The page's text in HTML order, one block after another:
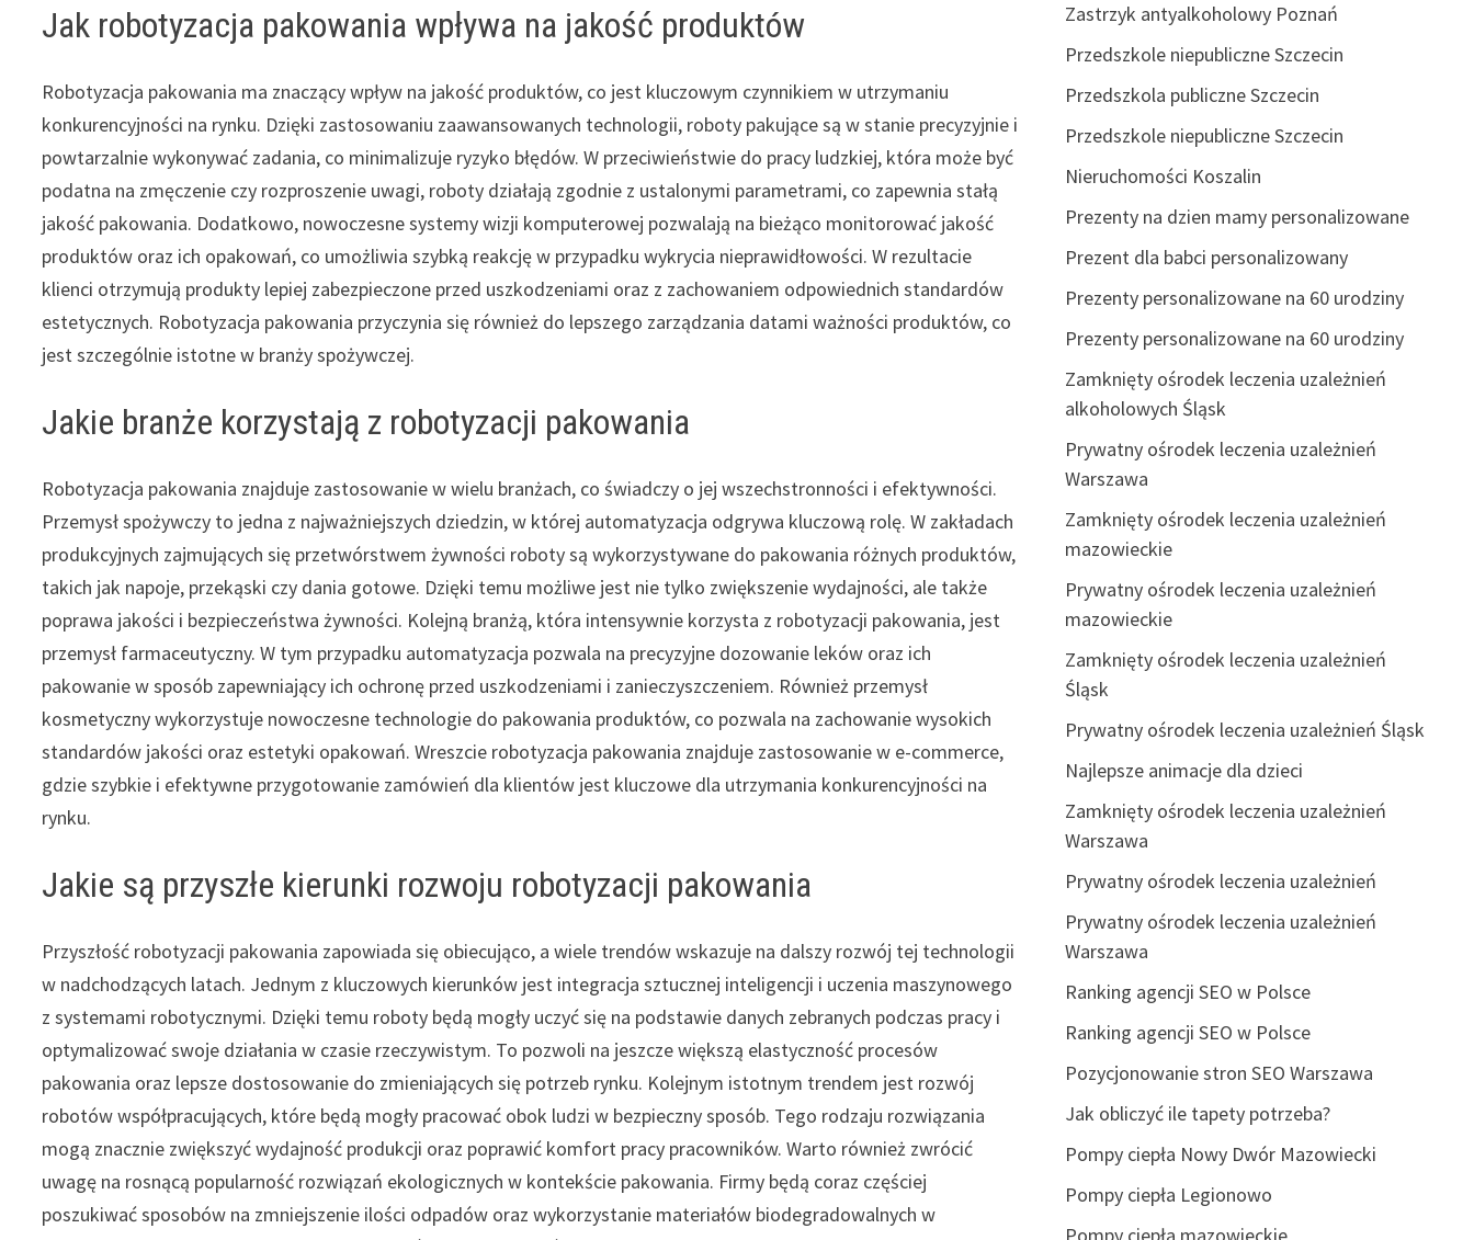
Jak robotyzacja pakowania wpływa na jakość produktów
Robotyzacja pakowania ma znaczący wpływ na jakość produktów, co jest kluczowym czynnikiem w utrzymaniu
konkurencyjności na rynku. Dzięki zastosowaniu zaawansowanych technologii, roboty pakujące są w stanie precyzyjnie i
powtarzalnie wykonywać zadania, co minimalizuje ryzyko błędów. W przeciwieństwie do pracy ludzkiej, która może być
podatna na zmęczenie czy rozproszenie uwagi, roboty działają zgodnie z ustalonymi parametrami, co zapewnia stałą
jakość pakowania. Dodatkowo, nowoczesne systemy wizji komputerowej pozwalają na bieżąco monitorować jakość
produktów oraz ich opakowań, co umożliwia szybką reakcję w przypadku wykrycia nieprawidłowości. W rezultacie
klienci otrzymują produkty lepiej zabezpieczone przed uszkodzeniami oraz z zachowaniem odpowiednich standardów
estetycznych. Robotyzacja pakowania przyczynia się również do lepszego zarządzania datami ważności produktów, co
jest szczególnie istotne w branży spożywczej.
Jakie branże korzystają z robotyzacji pakowania
Robotyzacja pakowania znajduje zastosowanie w wielu branżach, co świadczy o jej wszechstronności i efektywności.
Przemysł spożywczy to jedna z najważniejszych dziedzin, w której automatyzacja odgrywa kluczową rolę. W zakładach
produkcyjnych zajmujących się przetwórstwem żywności roboty są wykorzystywane do pakowania różnych produktów,
takich jak napoje, przekąski czy dania gotowe. Dzięki temu możliwe jest nie tylko zwiększenie wydajności, ale także
poprawa jakości i bezpieczeństwa żywności. Kolejną branżą, która intensywnie korzysta z robotyzacji pakowania, jest
przemysł farmaceutyczny. W tym przypadku automatyzacja pozwala na precyzyjne dozowanie leków oraz ich
pakowanie w sposób zapewniający ich ochronę przed uszkodzeniami i zanieczyszczeniem. Również przemysł
kosmetyczny wykorzystuje nowoczesne technologie do pakowania produktów, co pozwala na zachowanie wysokich
standardów jakości oraz estetyki opakowań. Wreszcie robotyzacja pakowania znajduje zastosowanie w e-commerce,
gdzie szybkie i efektywne przygotowanie zamówień dla klientów jest kluczowe dla utrzymania konkurencyjności na
rynku.
Jakie są przyszłe kierunki rozwoju robotyzacji pakowania
Przyszłość robotyzacji pakowania zapowiada się obiecująco, a wiele trendów wskazuje na dalszy rozwój tej technologii
w nadchodzących latach. Jednym z kluczowych kierunków jest integracja sztucznej inteligencji i uczenia maszynowego
z systemami robotycznymi. Dzięki temu roboty będą mogły uczyć się na podstawie danych zebranych podczas pracy i
optymalizować swoje działania w czasie rzeczywistym. To pozwoli na jeszcze większą elastyczność procesów
pakowania oraz lepsze dostosowanie do zmieniających się potrzeb rynku. Kolejnym istotnym trendem jest rozwój
robotów współpracujących, które będą mogły pracować obok ludzi w bezpieczny sposób. Tego rodzaju rozwiązania
mogą znacznie zwiększyć wydajność produkcji oraz poprawić komfort pracy pracowników. Warto również zwrócić
uwagę na rosnącą popularność rozwiązań ekologicznych w kontekście pakowania. Firmy będą coraz częściej
poszukiwać sposobów na zmniejszenie ilości odpadów oraz wykorzystanie materiałów biodegradowalnych w
Zastrzyk antyalkoholowy Poznań
Przedszkole niepubliczne Szczecin
Przedszkola publiczne Szczecin
Przedszkole niepubliczne Szczecin
Nieruchomości Koszalin
Prezenty na dzien mamy personalizowane
Prezent dla babci personalizowany
Prezenty personalizowane na 60 urodziny
Prezenty personalizowane na 60 urodziny
Zamknięty ośrodek leczenia uzależnień
alkoholowych Śląsk
Prywatny ośrodek leczenia uzależnień
Warszawa
Zamknięty ośrodek leczenia uzależnień
mazowieckie
Prywatny ośrodek leczenia uzależnień
mazowieckie
Zamknięty ośrodek leczenia uzależnień
Śląsk
Prywatny ośrodek leczenia uzależnień Śląsk
Najlepsze animacje dla dzieci
Zamknięty ośrodek leczenia uzależnień
Warszawa
Prywatny ośrodek leczenia uzależnień
Prywatny ośrodek leczenia uzależnień
Warszawa
Ranking agencji SEO w Polsce
Ranking agencji SEO w Polsce
Pozycjonowanie stron SEO Warszawa
Jak obliczyć ile tapety potrzeba?
Pompy ciepła Nowy Dwór Mazowiecki
Pompy ciepła Legionowo